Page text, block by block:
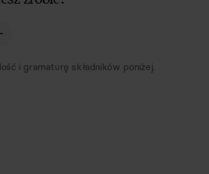
i gramaturę składników poniżej.